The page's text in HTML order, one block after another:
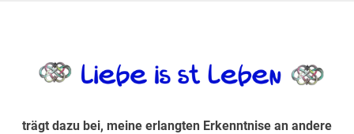
Suche sind, egal in welchen Bereichen.
trägt dazu bei, meine erlangten Erkenntnise an andere